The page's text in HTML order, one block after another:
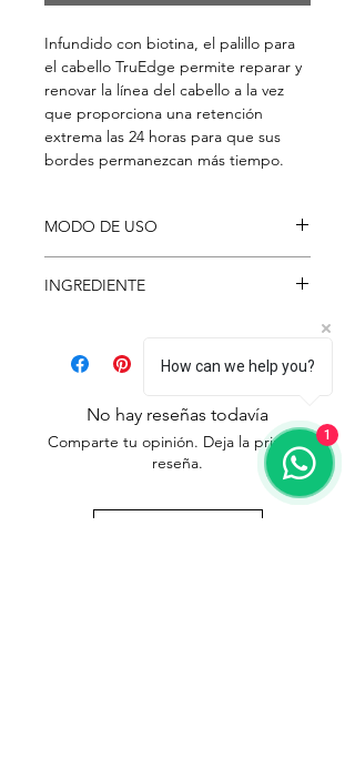
Infundido con biotina, el palillo para
el cabello TruEdge permite reparar y
renovar la línea del cabello a la vez
que proporciona una retención
extrema las 24 horas para que sus
bordes permanezcan más tiempo.
MODO DE USO
INGREDIENTE
No hay reseñas todavía
Comparte tu opinión. Deja la primera
reseña.
How can we help you?
1